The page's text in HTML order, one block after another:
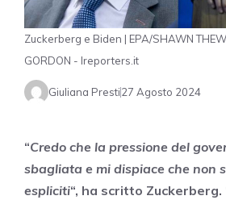
Zuckerberg e Biden | EPA/SHAWN
GORDON - Ireporters.it
Giuliana Presti27 Agosto 2024
“Credo che la pressione del
sbagliata e mi dispiace che non
espliciti“, ha scritto Zuckerberg.